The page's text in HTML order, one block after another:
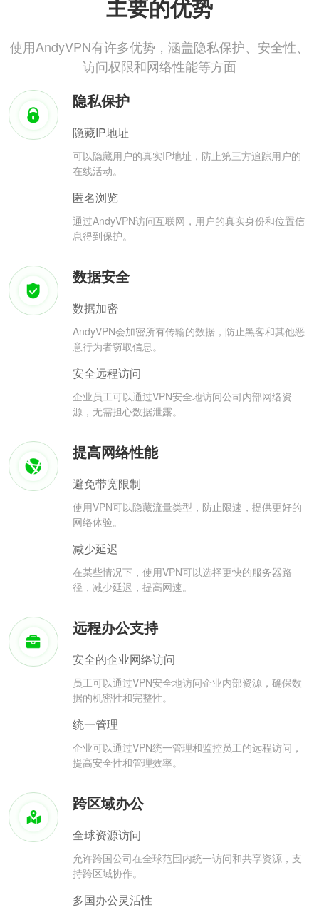
主要的优势
使用AndyVPN有许多优势，涵盖隐私保护、安全性、
访问权限和网络性能等方面
隐私保护
隐藏IP地址
可以隐藏用户的真实IP地址，防止第三方追踪用户的
在线活动。
匿名浏览
通过AndyVPN访问互联网，用户的真实身份和位置信
息得到保护。
数据安全
数据加密
AndyVPN会加密所有传输的数据，防止黑客和其他恶
意行为者窃取信息。
安全远程访问
企业员工可以通过VPN安全地访问公司内部网络资
源，无需担心数据泄露。
提高网络性能
避免带宽限制
使用VPN可以隐藏流量类型，防止限速，提供更好的
网络体验。
减少延迟
在某些情况下，使用VPN可以选择更快的服务器路
径，减少延迟，提高网速。
远程办公支持
安全的企业网络访问
员工可以通过VPN安全地访问企业内部资源，确保数
据的机密性和完整性。
统一管理
企业可以通过VPN统一管理和监控员工的远程访问，
提高安全性和管理效率。
跨区域办公
全球资源访问
允许跨国公司在全球范围内统一访问和共享资源，支
持跨区域协作。
多国办公灵活性